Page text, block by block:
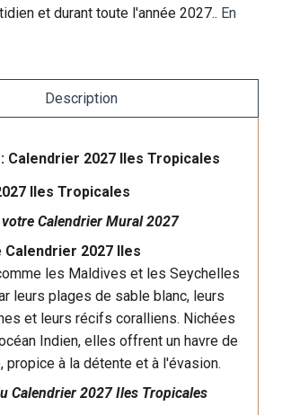
et durant toute l'année 2027.. En
Description
Calendrier 2027 Iles Tropicales
Iles Tropicales
votre Calendrier Mural 2027
Calendrier 2027 Iles
les Maldives et les Seychelles
leurs plages de sable blanc, leurs
et leurs récifs coralliens. Nichées
Indien, elles offrent un havre de
propice à la détente et à l'évasion.
Calendrier 2027 Iles Tropicales